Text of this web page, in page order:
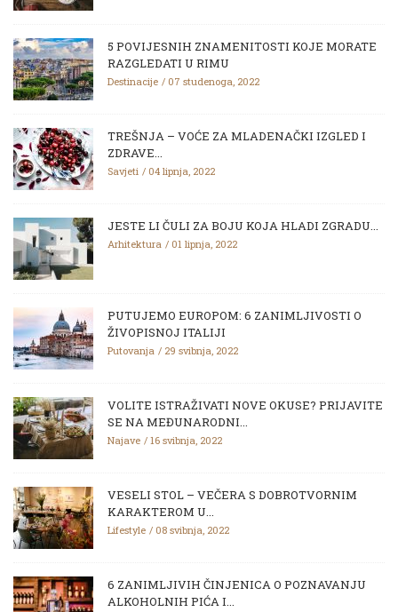
5 POVIJESNIH ZNAMENITOSTI KOJE MORATE
RAZGLEDATI U RIMU
Destinacije 07 studenoga, 2022
TREŠNJA – VOĆE ZA MLADENAČKI IZGLED I
ZDRAVE...
Savjeti 04 lipnja, 2022
JESTE LI ČULI ZA BOJU KOJA HLADI ZGRADU...
Arhitektura 01 lipnja, 2022
PUTUJEMO EUROPOM: 6 ZANIMLJIVOSTI O
ŽIVOPISNOJ ITALIJI
Putovanja 29 svibnja, 2022
VOLITE ISTRAŽIVATI NOVE OKUSE? PRIJAVITE
SE NA MEĐUNARODNI...
Najave 16 svibnja, 2022
VESELI STOL – VEČERA S DOBROTVORNIM
KARAKTEROM U...
Lifestyle 08 svibnja, 2022
6 ZANIMLJIVIH ČINJENICA O POZNAVANJU
ALKOHOLNIH PIĆA I...